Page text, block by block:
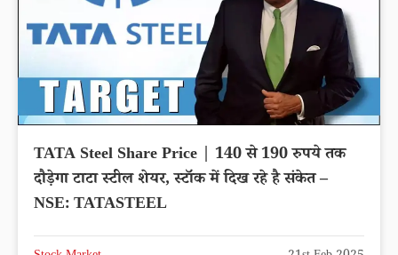
TATA Steel Share Price | 140 से 190 रुपये तक
दौड़ेगा टाटा स्टील शेयर, स्टॉक में दिख रहे है संकेत –
NSE: TATASTEEL